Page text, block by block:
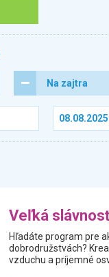
Na zajtra
Veľká
Hľadáte program pre
dobrodružstvách?
vzduchu a príjemné